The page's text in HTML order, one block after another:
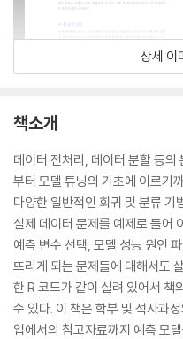
상세 이
책소개
데이터 전처리, 데이터 분할 등
부터 모델 튜닝의 기초에 이르기
다양한 일반적인 회귀 및 분류 기
실제 데이터 문제를 예제로 들어
예측 변수 선택, 모델 성능 원인
뜨리게 되는 문제들에 대해서도
한 R 코드가 같이 실려 있어서 책
수 있다. 이 책은 학부 및 석사과
업에서의 참고자료까지 예측 모